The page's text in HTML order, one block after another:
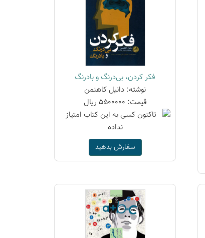
فکر کردن، بی‌درنگ و بادرنگ
نوشته: دانیل کاهنمن
قیمت: 5500000 ریال
سفارش بدهید